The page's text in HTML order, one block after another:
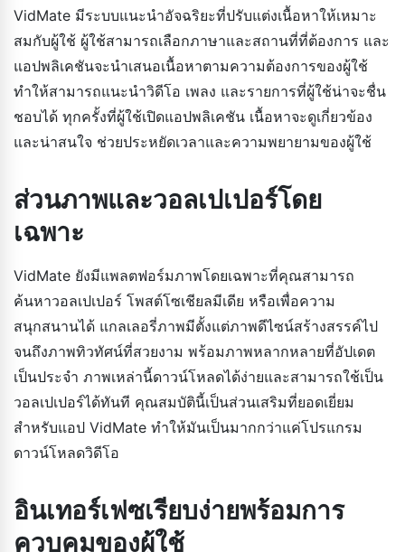
VidMate มีระบบแนะนำอัจฉริยะที่ปรับแต่งเนื้อหาให้เหมาะ
สมกับผู้ใช้ ผู้ใช้สามารถเลือกภาษาและสถานที่ที่ต้องการ และ
แอปพลิเคชันจะนำเสนอเนื้อหาตามความต้องการของผู้ใช้
ทำให้สามารถแนะนำวิดีโอ เพลง และรายการที่ผู้ใช้น่าจะชื่น
ชอบได้ ทุกครั้งที่ผู้ใช้เปิดแอปพลิเคชัน เนื้อหาจะดูเกี่ยวข้อง
และน่าสนใจ ช่วยประหยัดเวลาและความพยายามของผู้ใช้
ส่วนภาพและวอลเปเปอร์โดย
เฉพาะ
VidMate ยังมีแพลตฟอร์มภาพโดยเฉพาะที่คุณสามารถ
ค้นหาวอลเปเปอร์ โพสต์โซเชียลมีเดีย หรือเพื่อความ
สนุกสนานได้ แกลเลอรี่ภาพมีตั้งแต่ภาพดีไซน์สร้างสรรค์ไป
จนถึงภาพทิวทัศน์ที่สวยงาม พร้อมภาพหลากหลายที่อัปเดต
เป็นประจำ ภาพเหล่านี้ดาวน์โหลดได้ง่ายและสามารถใช้เป็น
วอลเปเปอร์ได้ทันที คุณสมบัตินี้เป็นส่วนเสริมที่ยอดเยี่ยม
สำหรับแอป VidMate ทำให้มันเป็นมากกว่าแค่โปรแกรม
ดาวน์โหลดวิดีโอ
อินเทอร์เฟซเรียบง่ายพร้อมการ
ควบคุมของผู้ใช้